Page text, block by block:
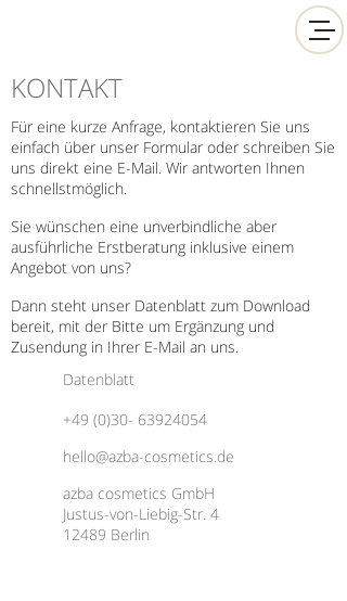
KONTAKT
Für eine kurze Anfrage, kontaktieren Sie uns
einfach über unser Formular oder schreiben Sie
uns direkt eine E-Mail. Wir antworten Ihnen
schnellstmöglich.
Sie wünschen eine unverbindliche aber
ausführliche Erstberatung inklusive einem
Angebot von uns?
Dann steht unser Datenblatt zum Download
bereit, mit der Bitte um Ergänzung und
Zusendung in Ihrer E-Mail an uns.
Datenblatt
+49 (0)30- 63924054
hello@azba-cosmetics.de
azba cosmetics GmbH
Justus-von-Liebig-Str. 4
12489 Berlin